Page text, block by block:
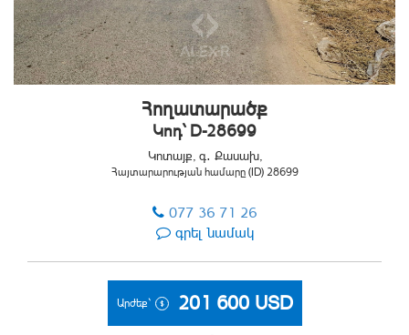
Հողատարածք
Կոդ` D-28699
Կոտայք, գ․ Քասախ,
Հայտարարության համարը (ID) 28699
077 36 71 26
գրել նամակ
Արժեք` 201 600 USD